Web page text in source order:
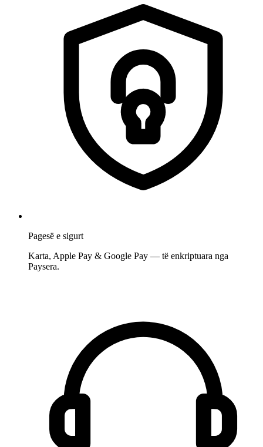
Pagesë e sigurt
Karta, Apple Pay & Google Pay — të enkriptuara nga
Paysera.